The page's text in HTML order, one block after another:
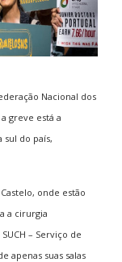
Nacional dos
greve está a
sul do país,
onde estão
a cirurgia
– Serviço de
apenas suas salas